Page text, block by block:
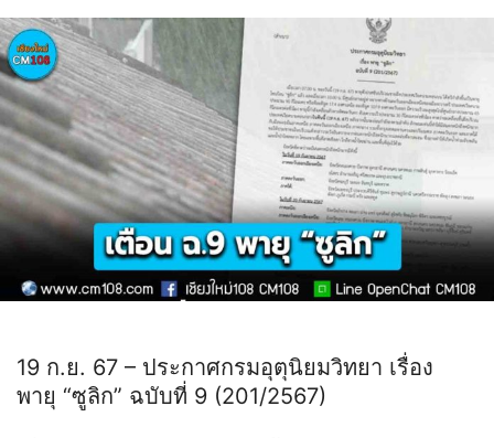
19 ก.ย. 67 – ประกาศกรมอุตุนิยมวิทยา เรื่อง
พายุ “ซูลิก” ฉบับที่ 9 (201/2567)